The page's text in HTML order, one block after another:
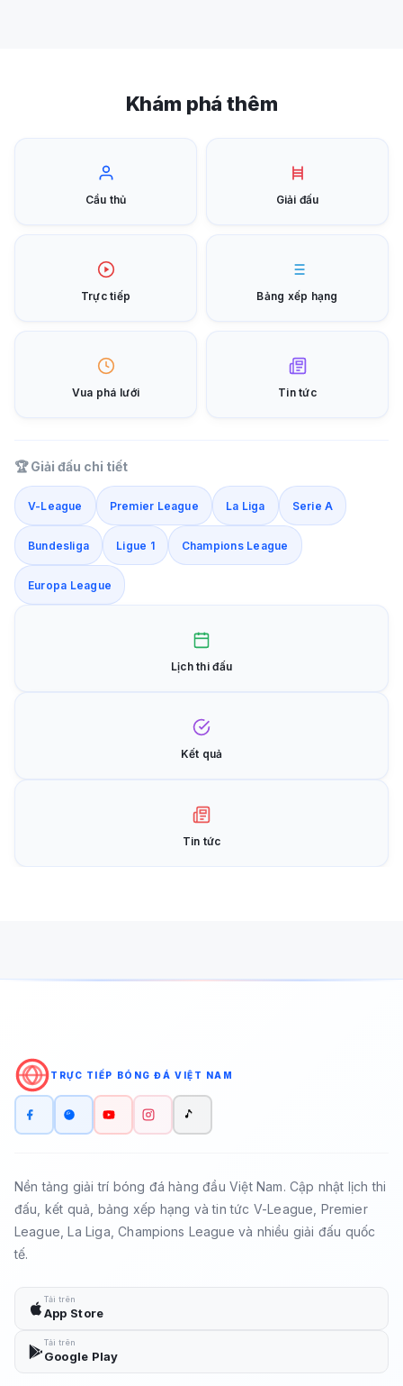
Khám phá thêm
Cầu thủ Giải đấu
Trực tiếp Bảng xếp hạng
Vua phá lưới Tin tức
🏆 Giải đấu chi tiết
V-League Premier League La Liga Serie A
Bundesliga Ligue 1 Champions League
Europa League
Lịch thi đấu
Kết quả
Tin tức
TRỰC TIẾP BÓNG ĐÁ VIỆT NAM
Nền tảng giải trí bóng đá hàng đầu Việt Nam. Cập nhật lịch thi
đấu, kết quả, bảng xếp hạng và tin tức V-League, Premier
League, La Liga, Champions League và nhiều giải đấu quốc
tế.
Tải trên
App Store
Tải trên
Google Play